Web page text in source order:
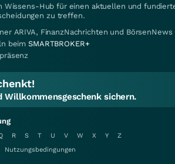
Wissens-Hub für einen aktuellen und
zu treffen.
ARIVA, FinanzNachrichten und BörsenNews
beimSMARTBROKER+
Willkommensgeschenk sichern.
R S T U V W X Y
Z
Nutzungsbedingungen